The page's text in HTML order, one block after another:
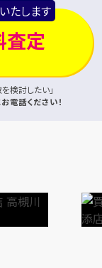
たします
査定
検討したい」
電話ください！